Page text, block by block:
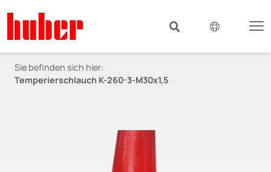
Sie befinden sich hier:
Temperierschlauch K-260-3-M30x1,5